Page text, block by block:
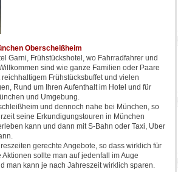
Oberscheißheim
Garni, Frühstückshotel, wo Fahrradfahrer und
sind wie ganze Familien oder Paare
Frühstücksbuffet und vielen
Rund um Ihren Aufenthalt im Hotel und für
und Umgebung.
und dennoch nahe bei München, so
seine Erkundigungstouren in München
kann und dann mit S-Bahn oder Taxi, Uber
gerechte Angebote, so dass wirklich für
sollte man auf jedenfall im Auge
man kann je nach Jahreszeit wirklich sparen.